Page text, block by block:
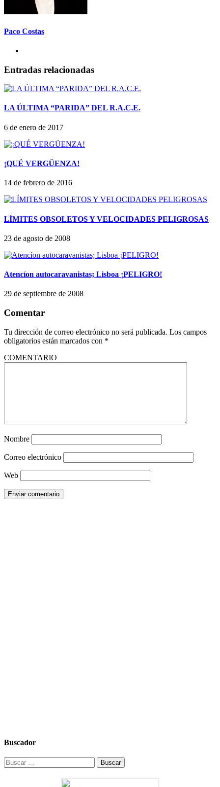
Paco Costas
Entradas relacionadas
LA ÚLTIMA “PARIDA” DEL R.A.C.E.
6 de enero de 2017
¡QUÉ VERGÜENZA!
14 de febrero de 2016
LÍMITES OBSOLETOS Y VELOCIDADES PELIGROSAS
23 de agosto de 2008
Atencíon autocaravanistas; Lisboa ¡PELIGRO!
29 de septiembre de 2008
Comentar
Tu dirección de correo electrónico no será publicada. Los campos
obligatorios están marcados con *
COMENTARIO
Nombre
Correo electrónico
Web
Buscador
Buscar: